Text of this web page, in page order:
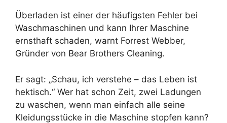
Überladen ist einer der häufigsten Fehler bei
Waschmaschinen und kann Ihrer Maschine
ernsthaft schaden, warnt Forrest Webber,
Gründer von Bear Brothers Cleaning.
Er sagt: „Schau, ich verstehe – das Leben ist
hektisch.“ Wer hat schon Zeit, zwei Ladungen
zu waschen, wenn man einfach alle seine
Kleidungsstücke in die Maschine stopfen kann?